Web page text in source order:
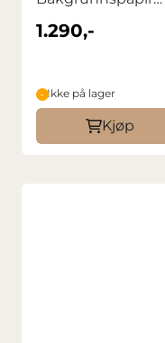
2,72m x 11m Quartz
1.290,-
Ikke på lager
Kjøp